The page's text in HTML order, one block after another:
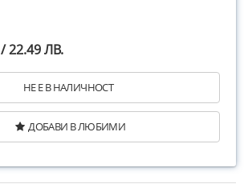
22.49 ЛВ.
НЕ Е В НАЛИЧНОСТ
ДОБАВИ В ЛЮБИМИ